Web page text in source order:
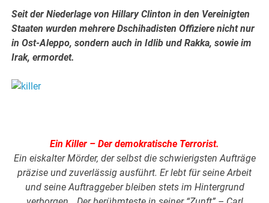
Seit der Niederlage von Hillary Clinton in den Vereinigten
Staaten wurden mehrere Dschihadisten Offiziere nicht nur
in Ost-Aleppo, sondern auch in Idlib und Rakka, sowie im
Irak, ermordet.
Ein Killer – Der demokratische Terrorist.
Ein eiskalter Mörder, der selbst die schwierigsten Aufträge
präzise und zuverlässig ausführt. Er lebt für seine Arbeit
und seine Auftraggeber bleiben stets im Hintergrund